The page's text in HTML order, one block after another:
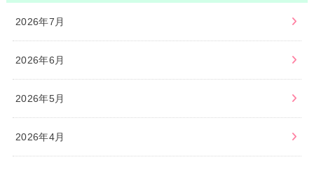
2026年7月
2026年6月
2026年5月
2026年4月